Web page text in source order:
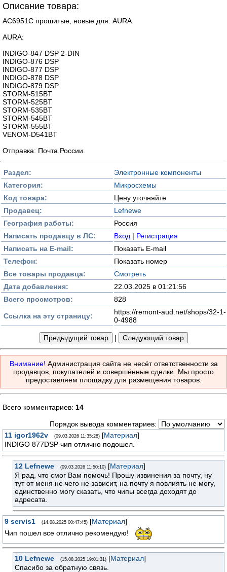
Описание товара:
AC6951С прошитые, новые для: AURA.
AURA:
INDIGO-847 DSP 2-DIN
INDIGO-876 DSP
INDIGO-877 DSP
INDIGO-878 DSP
INDIGO-879 DSP
STORM-515BT
STORM-525BT
STORM-535BT
STORM-545BT
STORM-555BT
VENOM-D541BT
Отправка: Почта России.
Раздел:
Электронные компоненты
Категория:
Микросхемы
Код товара:
Цену уточняйте
Продавец:
Lefnewe
География работы:
Россия
Написать продавцу в ЛС:
Вход | Регистрация
Написать на E-mail:
Показать E-mail
Телефон:
Показать номер
Все товары продавца:
Смотреть
Дата добавления:
22.03.2025 в 01:21:56
Всего просмотров:
828
Ссылка на эту страницу:
https://remont-aud.net/shops/32-1-
0-4988
|
Внимание! Администрация сайта не несёт ответственности за
продавцов, покупателей и совершённые сделки. Мы просто
предоставляем площадку для размещения товаров.
Всего комментариев: 14
Порядок вывода комментариев:
11 igor1962v (09.03.2026 11:35:28) [Материал]
INDIGO 877DSP чип отлично подошел.
12 Lefnewe (09.03.2026 11:50:10) [Материал]
Я рад, что смог Вам помочь! Прошу извинения за почту, ну
тут от меня не чего не зависит, на почту я повлиять не могу,
единственно могу сказать, что чипы всегда доходят до
адресата.
9 servis1 (14.08.2025 00:47:45) [Материал]
Чип пошел все отлично рекомендую!
10 Lefnewe (15.08.2025 19:01:31) [Материал]
Спасибо за обратную связь.